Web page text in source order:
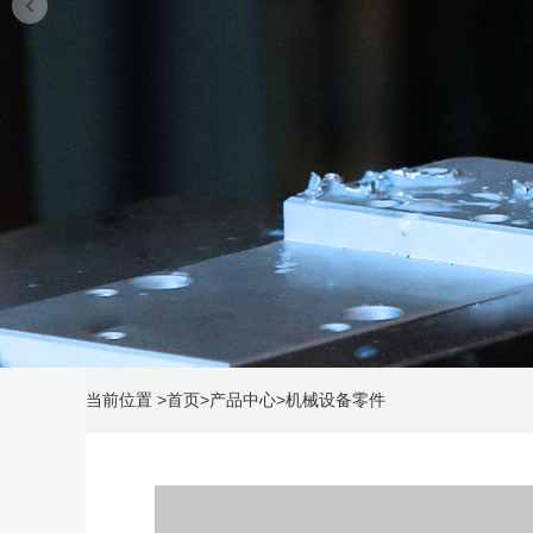
当前位置 >首页>产品中心>机械设备零件